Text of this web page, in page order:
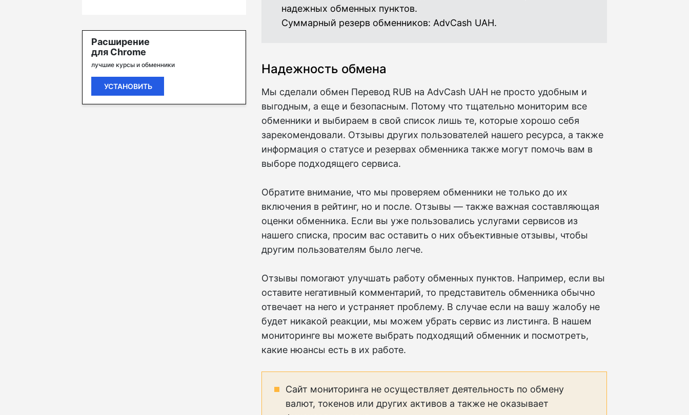
Расширение
для Chrome
лучшие курсы и обменники
УСТАНОВИТЬ
надежных обменных пунктов.
Суммарный резерв обменников: AdvCash UAH.
Надежность обмена
Мы сделали обмен Перевод RUB на AdvCash UAH не просто удобным и
выгодным, а еще и безопасным. Потому что тщательно мониторим все
обменники и выбираем в свой список лишь те, которые хорошо себя
зарекомендовали. Отзывы других пользователей нашего ресурса, а также
информация о статусе и резервах обменника также могут помочь вам в
выборе подходящего сервиса.
Обратите внимание, что мы проверяем обменники не только до их
включения в рейтинг, но и после. Отзывы — также важная составляющая
оценки обменника. Если вы уже пользовались услугами сервисов из
нашего списка, просим вас оставить о них объективные отзывы, чтобы
другим пользователям было легче.
Отзывы помогают улучшать работу обменных пунктов. Например, если вы
оставите негативный комментарий, то представитель обменника обычно
отвечает на него и устраняет проблему. В случае если на вашу жалобу не
будет никакой реакции, мы можем убрать сервис из листинга. В нашем
мониторинге вы можете выбрать подходящий обменник и посмотреть,
какие нюансы есть в их работе.
Сайт мониторинга не осуществляет деятельность по обмену
валют, токенов или других активов а также не оказывает